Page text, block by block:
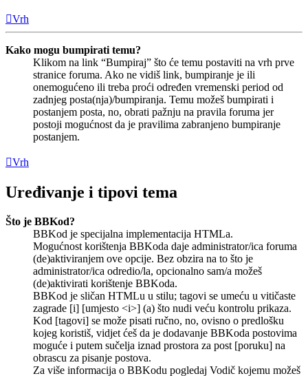
Vrh
Kako mogu bumpirati temu?
Klikom na link “Bumpiraj” što će temu postaviti na vrh prve
stranice foruma. Ako ne vidiš link, bumpiranje je ili
onemogućeno ili treba proći određen vremenski period od
zadnjeg posta(nja)/bumpiranja. Temu možeš bumpirati i
postanjem posta, no, obrati pažnju na pravila foruma jer
postoji mogućnost da je pravilima zabranjeno bumpiranje
postanjem.
Vrh
Uređivanje i tipovi tema
Što je BBKod?
BBKod je specijalna implementacija HTMLa.
Mogućnost korištenja BBKoda daje administrator/ica foruma
(de)aktiviranjem ove opcije. Bez obzira na to što je
administrator/ica odredio/la, opcionalno sam/a možeš
(de)aktivirati korištenje BBKoda.
BBKod je sličan HTMLu u stilu; tagovi se umeću u vitičaste
zagrade [i] [umjesto <i>] (a) što nudi veću kontrolu prikaza.
Kod [tagovi] se može pisati ručno, no, ovisno o predlošku
kojeg koristiš, vidjet ćeš da je dodavanje BBKoda postovima
moguće i putem sučelja iznad prostora za post [poruku] na
obrascu za pisanje postova.
Za više informacija o BBKodu pogledaj Vodič kojemu možeš